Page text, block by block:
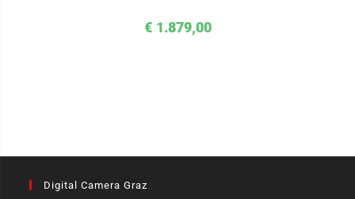
€ 1.879,00
Digital Camera Graz